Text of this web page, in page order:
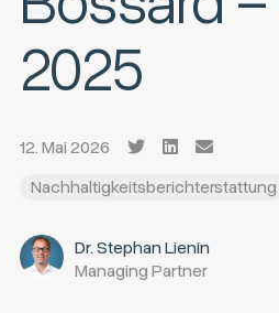
2025
12. Mai 2026
Nachhaltigkeitsberichterstattung
Dr. Stephan Lienin
Managing Partner